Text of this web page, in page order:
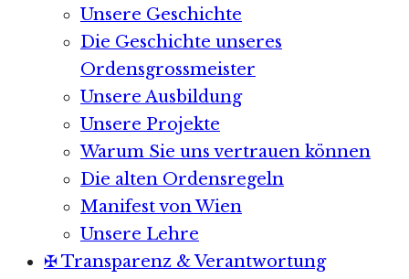
Unsere Geschichte
Die Geschichte unseres
Ordensgrossmeister
Unsere Ausbildung
Unsere Projekte
Warum Sie uns vertrauen können
Die alten Ordensregeln
Manifest von Wien
Unsere Lehre
✠ Transparenz & Verantwortung